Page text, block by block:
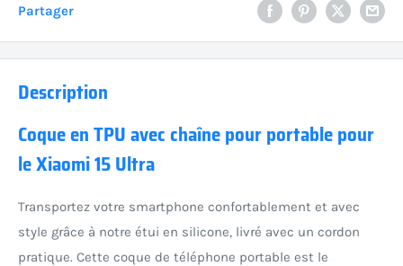
Partager
Description
Coque en TPU avec chaîne pour portable pour
le Xiaomi 15 Ultra
Transportez votre smartphone confortablement et avec
style grâce à notre étui en silicone, livré avec un cordon
pratique. Cette coque de téléphone portable est le